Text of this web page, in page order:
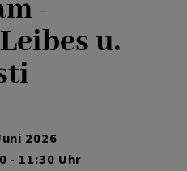
-
u.
2026
- 11:30 Uhr